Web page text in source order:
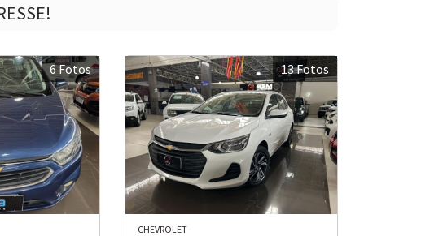
6 Fotos 13 Fotos
CHEVROLET